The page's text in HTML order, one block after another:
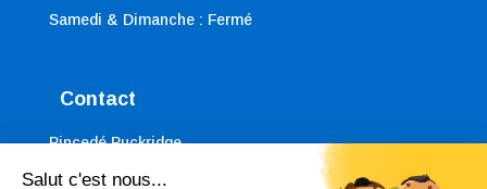
Samedi & Dimanche : Fermé
Contact
Pincedé Puckridge
121 porte droite, rue de Brequerecque 62200
Salut c'est nous...